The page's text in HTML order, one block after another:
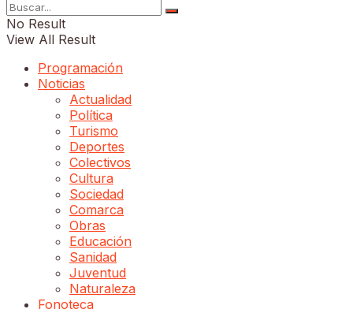
No Result
View All Result
Programación
Noticias
Actualidad
Política
Turismo
Deportes
Colectivos
Cultura
Sociedad
Comarca
Obras
Educación
Sanidad
Juventud
Naturaleza
Fonoteca